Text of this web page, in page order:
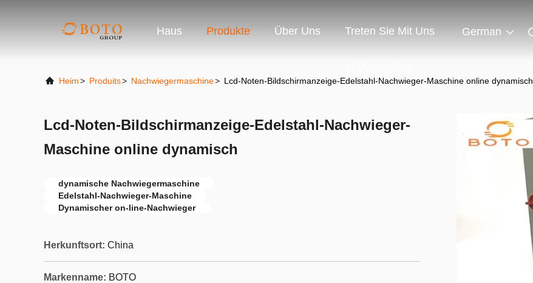
Haus Produkte Über Uns Treten Sie Mit Uns German
Heim> Produits> Nachwiegermaschine> Lcd-Noten-Bildschirmanzeige-Edelstahl-Nachwieger-Maschine online dynamisch
Lcd-Noten-Bildschirmanzeige-Edelstahl-Nachwieger-
Maschine online dynamisch
dynamische Nachwiegermaschine
Edelstahl-Nachwieger-Maschine
Dynamischer on-line-Nachwieger
Herkunftsort: China
Markenname: BOTO